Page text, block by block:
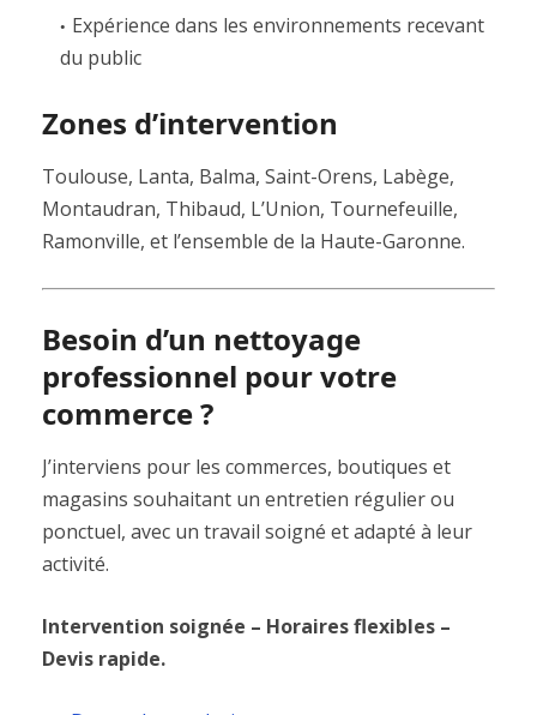
Expérience dans les environnements recevant
du public
Zones d’intervention
Toulouse, Lanta, Balma, Saint-Orens, Labège,
Montaudran, Thibaud, L’Union, Tournefeuille,
Ramonville, et l’ensemble de la Haute-Garonne.
Besoin d’un nettoyage
professionnel pour votre
commerce ?
J’interviens pour les commerces, boutiques et
magasins souhaitant un entretien régulier ou
ponctuel, avec un travail soigné et adapté à leur
activité.
Intervention soignée – Horaires flexibles –
Devis rapide.